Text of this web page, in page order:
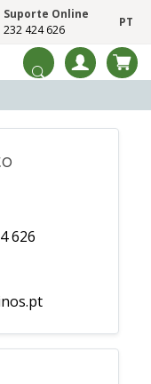
Suporte Online
232 424 626
PT
626